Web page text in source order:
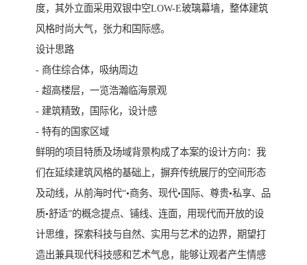
度，其外立面采用双银中空LOW-E玻璃幕墙，整体建筑
风格时尚大气，张力和国际感。
设计思路
- 商住综合体，吸纳周边
- 超高楼层，一览浩瀚临海景观
- 建筑精致，国际化，设计感
- 特有的国家区域
鲜明的项目特质及场域背景构成了本案的设计方向：我
们在延续建筑风格的基础上，摒弃传统展厅的空间形态
及动线，从前海时代“•商务、现代•国际、尊贵•私享、品
质•舒适”的概念提点、铺线、连面，用现代而开放的设
计思维，探索科技与自然、实用与艺术的边界，期望打
造出兼具现代科技感和艺术气息，能够让观者产生情感